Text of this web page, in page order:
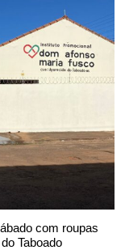
com roupas
Taboado